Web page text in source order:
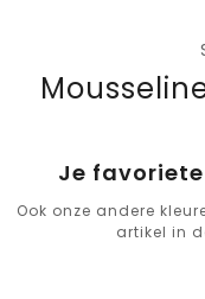
Je
Ook onze andere
artikel in